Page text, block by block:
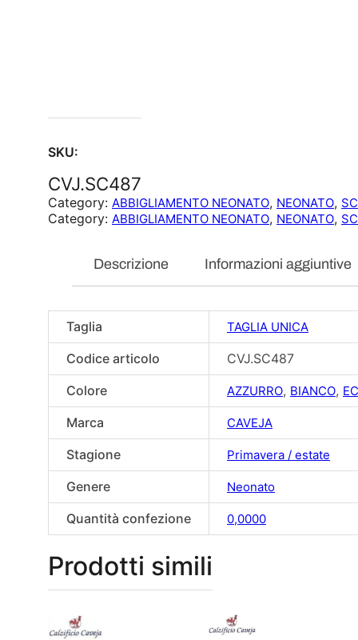
SKU:
CVJ.SC487
Category: ABBIGLIAMENTO NEONATO, NEONATO,
Category: ABBIGLIAMENTO NEONATO, NEONATO,
Descrizione Informazioni aggiuntive
Taglia TAGLIA UNICA
Codice articolo
CVJ.SC487
Colore
AZZURRO, BIANCO,
Marca CAVEJA
Stagione Primavera / estate
Genere Neonato
Quantità confezione 0,0000
Prodotti simili